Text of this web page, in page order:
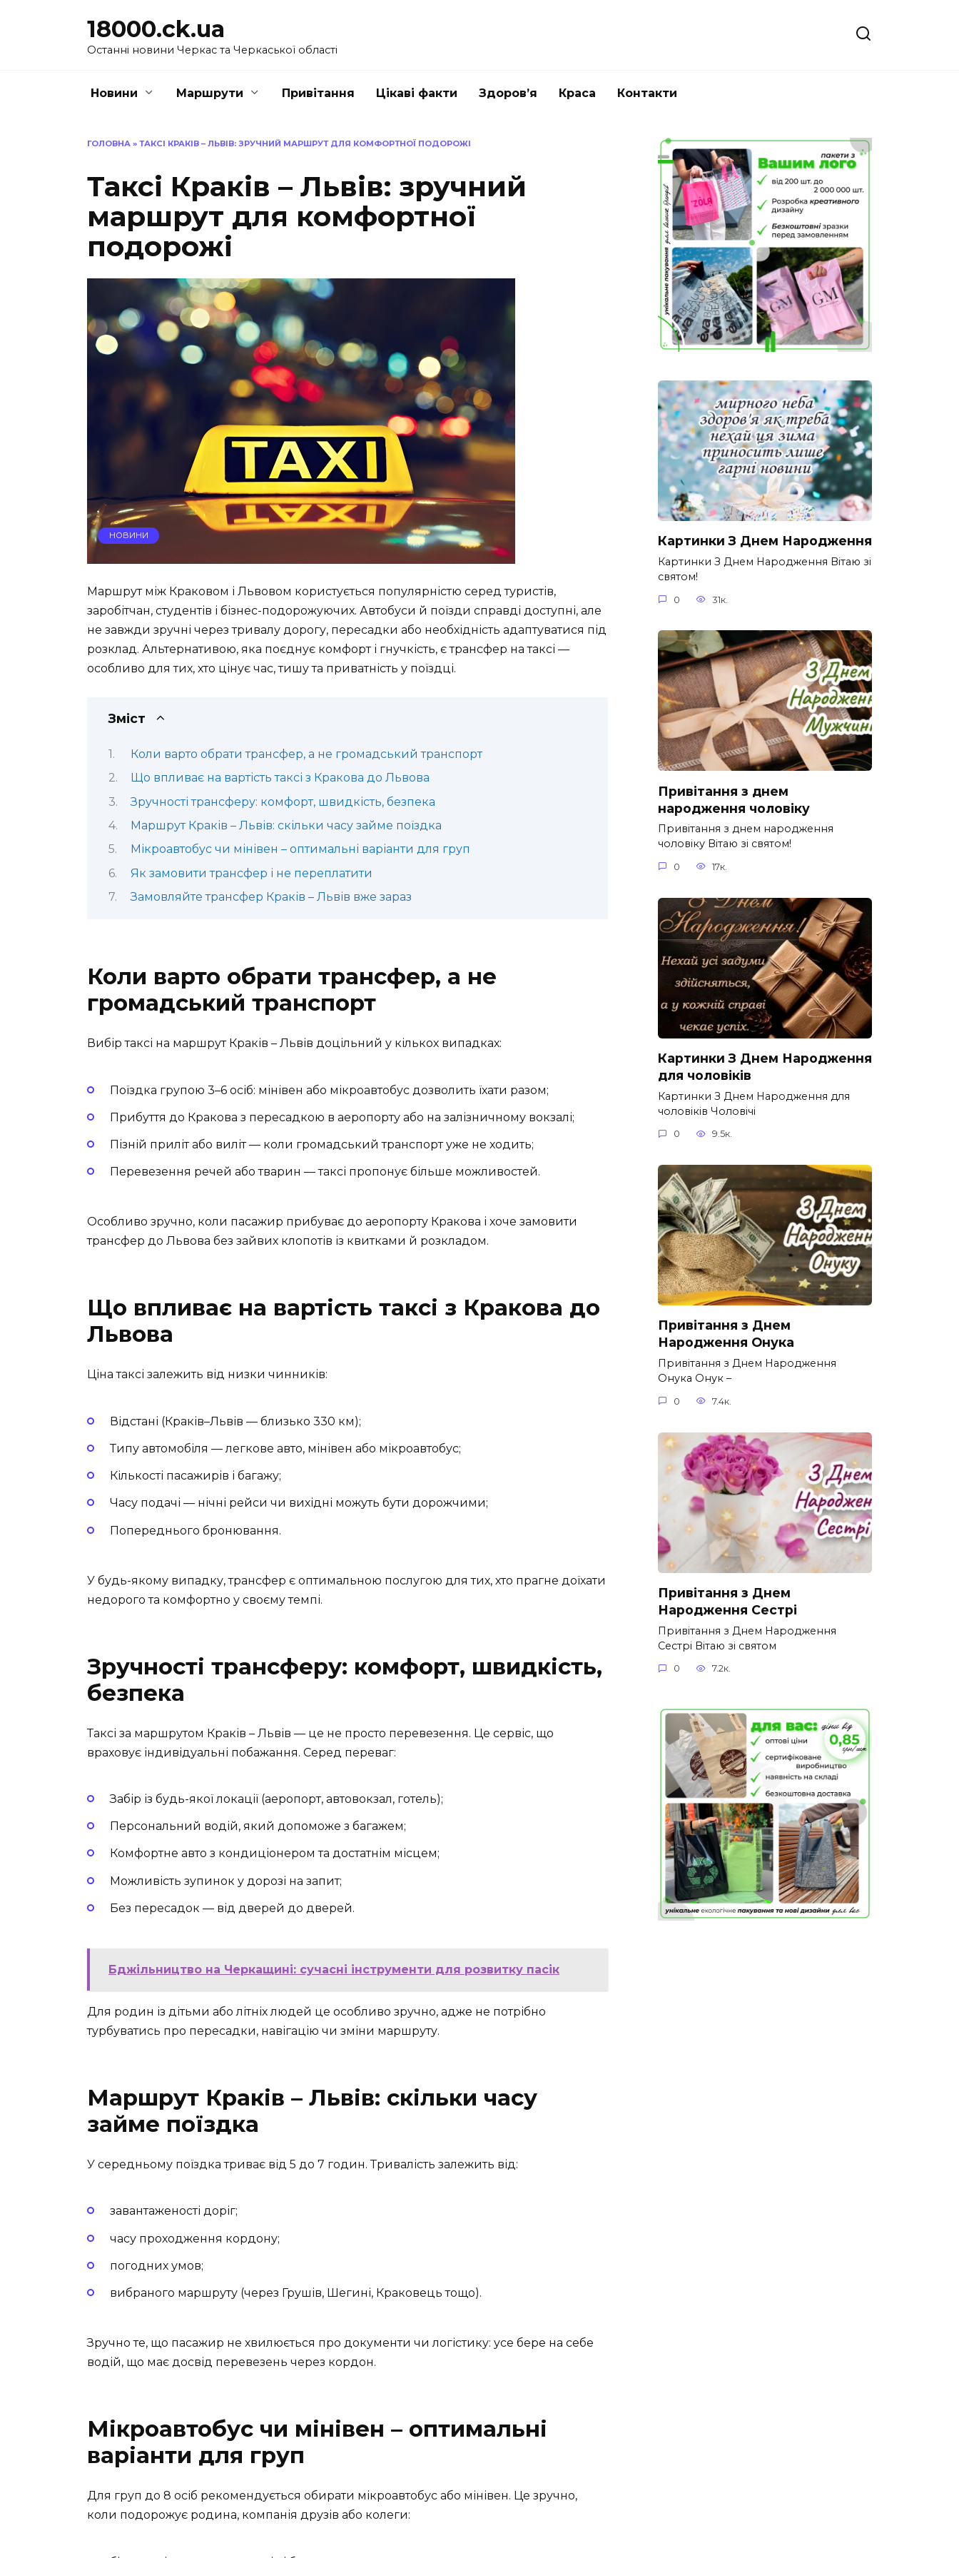
18000.ck.ua
Останні новини Черкас та Черкаської області
Новини Маршрути Привітання Цікаві факти Здоров’я Краса Контакти
ГОЛОВНА » ТАКСІ КРАКІВ – ЛЬВІВ: ЗРУЧНИЙ МАРШРУТ ДЛЯ КОМФОРТНОЇ ПОДОРОЖІ
Таксі Краків – Львів: зручний
маршрут для комфортної
подорожі
НОВИНИ
Маршрут між Краковом і Львовом користується популярністю серед туристів,
заробітчан, студентів і бізнес-подорожуючих. Автобуси й поїзди справді доступні, але
не завжди зручні через тривалу дорогу, пересадки або необхідність адаптуватися під
розклад. Альтернативою, яка поєднує комфорт і гнучкість, є трансфер на таксі —
особливо для тих, хто цінує час, тишу та приватність у поїздці.
Зміст
Коли варто обрати трансфер, а не громадський транспорт
Що впливає на вартість таксі з Кракова до Львова
Зручності трансферу: комфорт, швидкість, безпека
Маршрут Краків – Львів: скільки часу займе поїздка
Мікроавтобус чи мінівен – оптимальні варіанти для груп
Як замовити трансфер і не переплатити
Замовляйте трансфер Краків – Львів вже зараз
Коли варто обрати трансфер, а не
громадський транспорт
Вибір таксі на маршрут Краків – Львів доцільний у кількох випадках:
Поїздка групою 3–6 осіб: мінівен або мікроавтобус дозволить їхати разом;
Прибуття до Кракова з пересадкою в аеропорту або на залізничному вокзалі;
Пізній приліт або виліт — коли громадський транспорт уже не ходить;
Перевезення речей або тварин — таксі пропонує більше можливостей.
Особливо зручно, коли пасажир прибуває до аеропорту Кракова і хоче замовити
трансфер до Львова без зайвих клопотів із квитками й розкладом.
Що впливає на вартість таксі з Кракова до
Львова
Ціна таксі залежить від низки чинників:
Відстані (Краків–Львів — близько 330 км);
Типу автомобіля — легкове авто, мінівен або мікроавтобус;
Кількості пасажирів і багажу;
Часу подачі — нічні рейси чи вихідні можуть бути дорожчими;
Попереднього бронювання.
У будь-якому випадку, трансфер є оптимальною послугою для тих, хто прагне доїхати
недорого та комфортно у своєму темпі.
Зручності трансферу: комфорт, швидкість,
безпека
Таксі за маршрутом Краків – Львів — це не просто перевезення. Це сервіс, що
враховує індивідуальні побажання. Серед переваг:
Забір із будь-якої локації (аеропорт, автовокзал, готель);
Персональний водій, який допоможе з багажем;
Комфортне авто з кондиціонером та достатнім місцем;
Можливість зупинок у дорозі на запит;
Без пересадок — від дверей до дверей.
Бджільництво на Черкащині: сучасні інструменти для розвитку пасік
Для родин із дітьми або літніх людей це особливо зручно, адже не потрібно
турбуватись про пересадки, навігацію чи зміни маршруту.
Маршрут Краків – Львів: скільки часу
займе поїздка
У середньому поїздка триває від 5 до 7 годин. Тривалість залежить від:
завантаженості доріг;
часу проходження кордону;
погодних умов;
вибраного маршруту (через Грушів, Шегині, Краковець тощо).
Зручно те, що пасажир не хвилюється про документи чи логістику: усе бере на себе
водій, що має досвід перевезень через кордон.
Мікроавтобус чи мінівен – оптимальні
варіанти для груп
Для груп до 8 осіб рекомендується обирати мікроавтобус або мінівен. Це зручно,
коли подорожує родина, компанія друзів або колеги:
Картинки З Днем Народження
Картинки З Днем Народження Вітаю зі
святом!
0 31к.
Привітання з днем
народження чоловіку
Привітання з днем народження
чоловіку Вітаю зі святом!
0 17к.
Картинки З Днем Народження
для чоловіків​
Картинки З Днем Народження для
чоловіків​ Чоловічі
0 9.5к.
Привітання з Днем
Народження Онука
Привітання з Днем Народження
Онука Онук –
0 7.4к.
Привітання з Днем
Народження Сестрі
Привітання з Днем Народження
Сестрі Вітаю зі святом
0 7.2к.